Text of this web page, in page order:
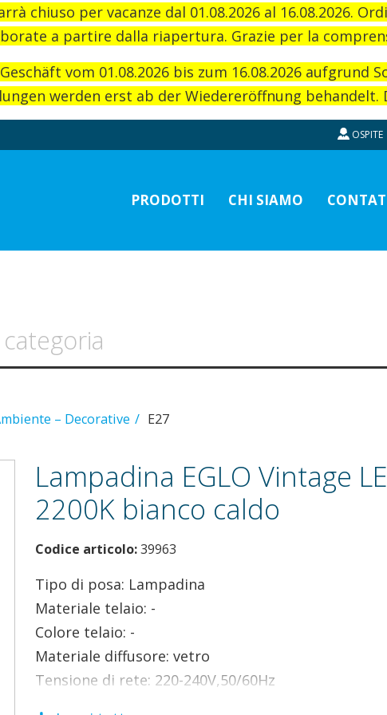
chiuso per vacanze dal 01.08.2026 al 16.08.2026.
a partire dalla riapertura. Grazie per la
vom 01.08.2026 bis zum 16.08.2026 aufgrund
werden erst ab der Wiedereröffnung behandelt.
OSPITE
PRODOTTI CHI SIAMO
– Decorative E27
Lampadina EGLO Vintage
2200K bianco caldo
Codice articolo:39963
Tipo di posa: Lampadina
Materiale telaio: -
Colore telaio: -
Materiale diffusore: vetro
Tensione di rete: 220-240V,50/60Hz